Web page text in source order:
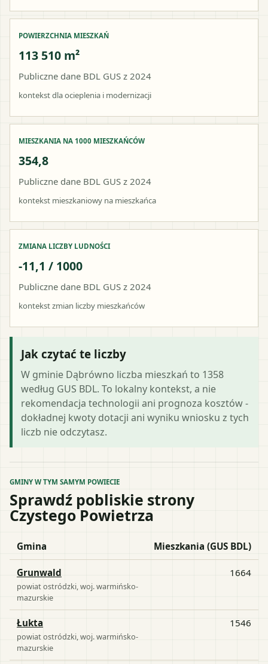
POWIERZCHNIA MIESZKAŃ
113 510 m²
Publiczne dane BDL GUS z 2024
kontekst dla ocieplenia i modernizacji
MIESZKANIA NA 1000 MIESZKAŃCÓW
354,8
Publiczne dane BDL GUS z 2024
kontekst mieszkaniowy na mieszkańca
ZMIANA LICZBY LUDNOŚCI
-11,1 / 1000
Publiczne dane BDL GUS z 2024
kontekst zmian liczby mieszkańców
Jak czytać te liczby
W gminie Dąbrówno liczba mieszkań to 1358
według GUS BDL. To lokalny kontekst, a nie
rekomendacja technologii ani prognoza kosztów -
dokładnej kwoty dotacji ani wyniku wniosku z tych
liczb nie odczytasz.
GMINY W TYM SAMYM POWIECIE
Sprawdź pobliskie strony
Czystego Powietrza
Gmina Mieszkania (GUS BDL)
Grunwald
powiatostródzki , woj.warmińsko-
mazurskie
1664
Łukta
powiatostródzki , woj.warmińsko-
mazurskie
1546